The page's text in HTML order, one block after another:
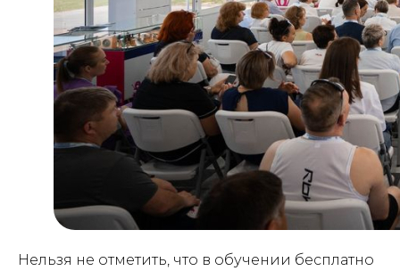
Нельзя не отметить, что в обучении бесплатно